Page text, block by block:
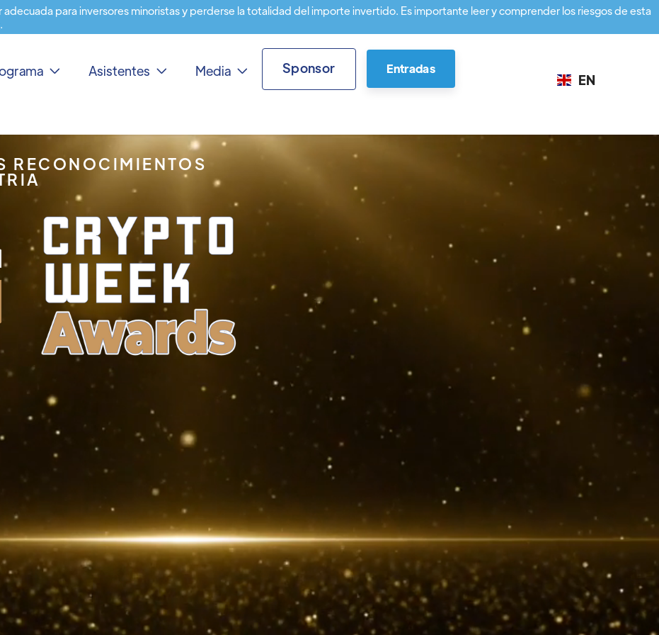
para inversores minoristas y perderse la totalidad del importe invertido. Es importante leer y comprender los riesgos de esta
.
 Asistentes  Media  Sponsor Entradas
EN
RECONOCIMIENTOS